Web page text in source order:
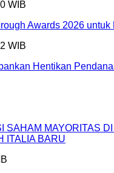
WIB
Awards 2026
WIB
Hentikan
SAHAM MAYORITAS
ITALIA BARU